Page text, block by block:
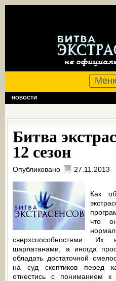
НОВОСТИ
Битва
12 сезон
Опубликовано 27.11.2013
Как
что
сверхспособностями. Их
шарлатанами, а иногда
обладать достаточной
на суд скептиков перед
отнестись с пониманием